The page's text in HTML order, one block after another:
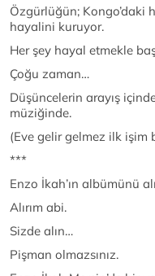
Özgürlüğün; Kongo’daki
hayalini kuruyor.
Her şey hayal etmekle
Çoğu zaman…
Düşüncelerin arayış
müziğinde.
(Eve gelir gelmez ilk işim
***
Enzo İkah’ın albümünü
Alırım abi.
Sizde alın…
Pişman olmazsınız.